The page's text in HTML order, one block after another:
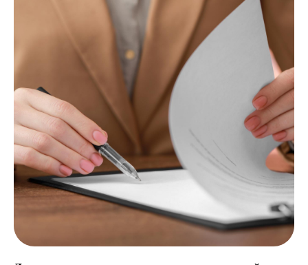
Согласие на обработку данных
Все права защищены © Copyright 2026
IT-Estate - сопровождение сделок с недвижимостью в Москве